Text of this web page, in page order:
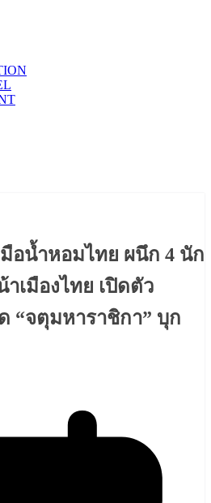
อน้ำหอมไทย ผนึก 4 นัก
เมืองไทย เปิดตัว
“จตุมหาราชิกา” บุก